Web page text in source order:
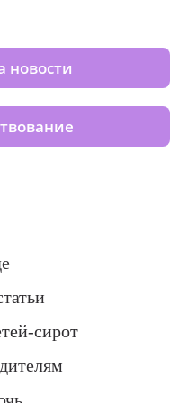
новости
сирот